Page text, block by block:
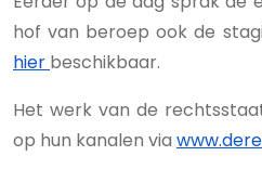
hof van beroep ook de
hier beschikbaar.
Het werk van de
op hun kanalen via